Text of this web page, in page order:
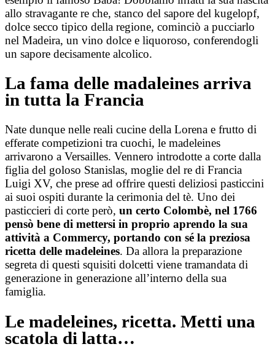
allo stravagante re che, stanco del sapore del kugelopf,
dolce secco tipico della regione, cominciò a pucciarlo
nel Madeira, un vino dolce e liquoroso, conferendogli
un sapore decisamente alcolico.
La fama delle madaleines arriva
in tutta la Francia
Nate dunque nelle reali cucine della Lorena e frutto di
efferate competizioni tra cuochi, le madeleines
arrivarono a Versailles. Vennero introdotte a corte dalla
figlia del goloso Stanislas, moglie del re di Francia
Luigi XV, che prese ad offrire questi deliziosi pasticcini
ai suoi ospiti durante la cerimonia del tè. Uno dei
pasticcieri di corte però, un certo Colombè, nel 1766
pensò bene di mettersi in proprio aprendo la sua
attività a Commercy, portando con sé la preziosa
ricetta delle madeleines. Da allora la preparazione
segreta di questi squisiti dolcetti viene tramandata di
generazione in generazione all’interno della sua
famiglia.
Le madeleines, ricetta. Metti una
scatola di latta…